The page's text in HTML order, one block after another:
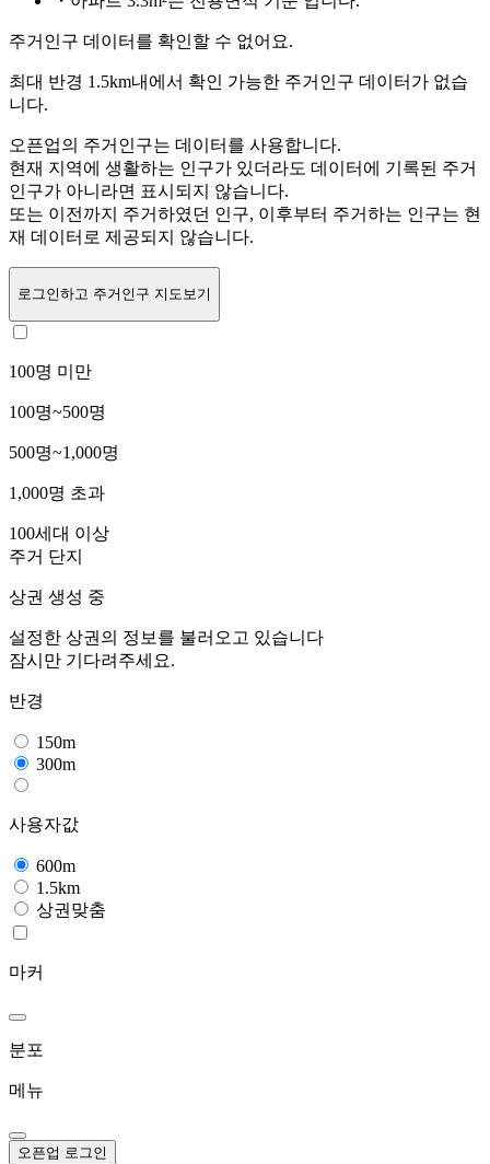
주거인구 데이터를 확인할 수 없어요.
최대 반경 1.5km내에서 확인 가능한 주거인구 데이터가 없습
니다.
오픈업의 주거인구는 데이터를 사용합니다.
현재 지역에 생활하는 인구가 있더라도 데이터에 기록된 주거
인구가 아니라면 표시되지 않습니다.
또는 이전까지 주거하였던 인구, 이후부터 주거하는 인구는 현
재 데이터로 제공되지 않습니다.
로그인하고 주거인구 지도보기
100명 미만
100명~500명
500명~1,000명
1,000명 초과
100세대 이상
주거 단지
상권 생성 중
설정한 상권의 정보를 불러오고 있습니다
잠시만 기다려주세요.
반경
150m
300m
사용자값
600m
1.5km
상권맞춤
마커
분포
메뉴
오픈업 로그인